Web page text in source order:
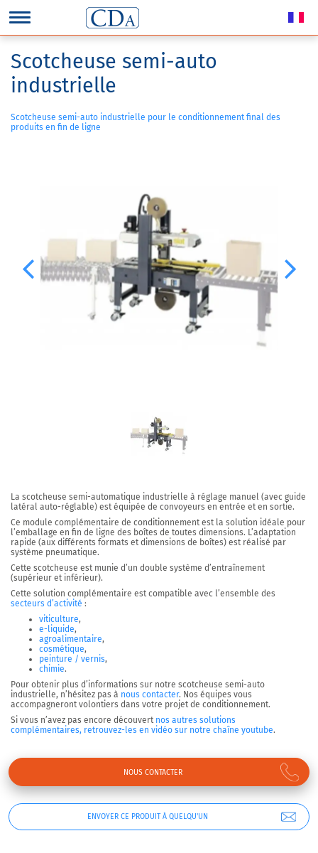
Previous Next
Scotcheuse semi-auto
industrielle
Scotcheuse semi-auto industrielle pour le conditionnement final des
produits en fin de ligne
La scotcheuse semi-automatique industrielle à réglage manuel (avec guide
latéral auto-réglable) est équipée de convoyeurs en entrée et en sortie.
Ce module complémentaire de conditionnement est la solution idéale pour
l’emballage en fin de ligne des boîtes de toutes dimensions. L’adaptation
rapide (aux différents formats et dimensions de boîtes) est réalisé par
système pneumatique.
Cette scotcheuse est munie d’un double système d’entraînement
(supérieur et inférieur).
Cette solution complémentaire est compatible avec l’ensemble des
secteurs d’activité :
viticulture,
e-liquide,
agroalimentaire,
cosmétique,
peinture / vernis,
chimie.
Pour obtenir plus d’informations sur notre scotcheuse semi-auto
industrielle, n’hésitez pas à nous contacter. Nos équipes vous
accompagneront volontiers dans votre projet de conditionnement.
Si vous n’avez pas encore découvert nos autres solutions
complémentaires, retrouvez-les en vidéo sur notre chaîne youtube.
ENVOYER CE PRODUIT À QUELQU'UN
NOUS CONTACTER